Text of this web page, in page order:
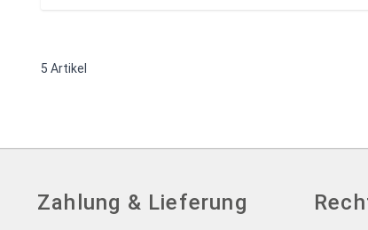
5 Artikel
Zahlung & Lieferung